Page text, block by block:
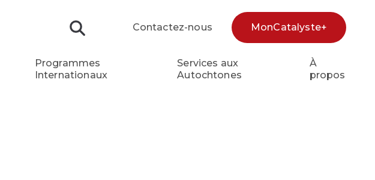
RechercheContactez-nous MonCatalyste+
Programmes
Internationaux
Services aux
Autochtones
À
propos